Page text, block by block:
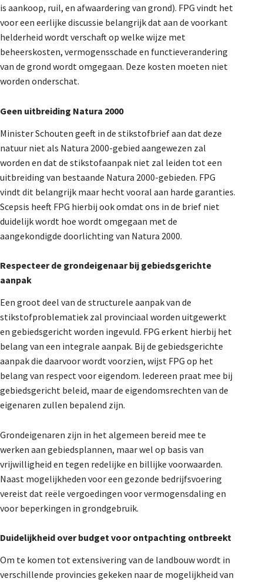
is aankoop, ruil, en afwaardering van grond). FPG vindt het
voor een eerlijke discussie belangrijk dat aan de voorkant
helderheid wordt verschaft op welke wijze met
beheerskosten, vermogensschade en functieverandering
van de grond wordt omgegaan. Deze kosten moeten niet
worden onderschat.
Geen uitbreiding Natura 2000
Minister Schouten geeft in de stikstofbrief aan dat deze
natuur niet als Natura 2000-gebied aangewezen zal
worden en dat de stikstofaanpak niet zal leiden tot een
uitbreiding van bestaande Natura 2000-gebieden. FPG
vindt dit belangrijk maar hecht vooral aan harde garanties.
Scepsis heeft FPG hierbij ook omdat ons in de brief niet
duidelijk wordt hoe wordt omgegaan met de
aangekondigde doorlichting van Natura 2000.
Respecteer de grondeigenaar bij gebiedsgerichte
aanpak
Een groot deel van de structurele aanpak van de
stikstofproblematiek zal provinciaal worden uitgewerkt
en gebiedsgericht worden ingevuld. FPG erkent hierbij het
belang van een integrale aanpak. Bij de gebiedsgerichte
aanpak die daarvoor wordt voorzien, wijst FPG op het
belang van respect voor eigendom. Iedereen praat mee bij
gebiedsgericht beleid, maar de eigendomsrechten van de
eigenaren zullen bepalend zijn.
Grondeigenaren zijn in het algemeen bereid mee te
werken aan gebiedsplannen, maar wel op basis van
vrijwilligheid en tegen redelijke en billijke voorwaarden.
Naast mogelijkheden voor een gezonde bedrijfsvoering
vereist dat reële vergoedingen voor vermogensdaling en
voor beperkingen in grondgebruik.
Duidelijkheid over budget voor ontpachting ontbreekt
Om te komen tot extensivering van de landbouw wordt in
verschillende provincies gekeken naar de mogelijkheid van